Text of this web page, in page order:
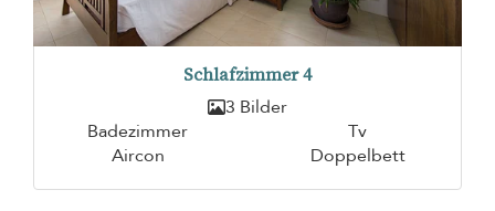
Schlafzimmer 4
3 Bilder
Badezimmer
Tv
Aircon
Doppelbett